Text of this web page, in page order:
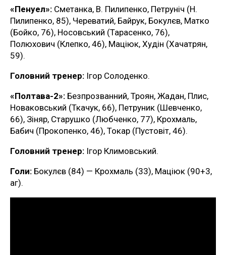
«Пенуел»: Сметанка, В. Пилипенко, Петруніч (Н.
Пилипенко, 85), Череватий, Байрук, Бокулєв, Матко
(Бойко, 76), Носовський (Тарасенко, 76),
Полюхович (Клепко, 46), Маціюк, Худін (Хачатрян,
59).
Головний тренер: Ігор Солоденко.
«Полтава-2»: Безпрозванний, Троян, Жадан, Плис,
Новаковський (Ткачук, 66), Петруник (Шевченко,
66), Зіняр, Старушко (Любченко, 77), Крохмаль,
Бабич (Прокопенко, 46), Токар (Пустовіт, 46).
Головний тренер: Ігор Климовський.
Голи: Бокулєв (84) — Крохмаль (33), Маціюк (90+3,
аг).